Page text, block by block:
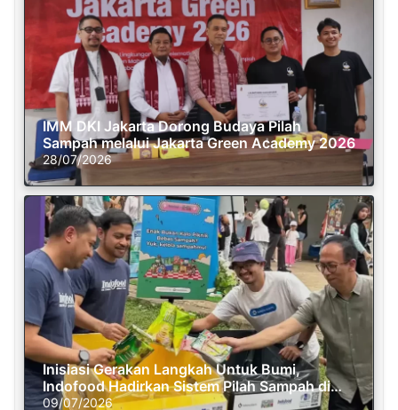
IMM DKI Jakarta Dorong Budaya Pilah
Sampah melalui Jakarta Green Academy 2026
28/07/2026
Inisiasi Gerakan Langkah Untuk Bumi,
Indofood Hadirkan Sistem Pilah Sampah di
Semasa Piknik
09/07/2026